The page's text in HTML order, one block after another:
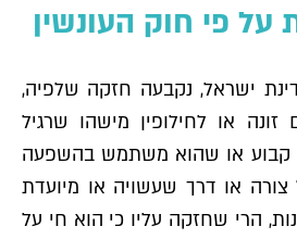
פי חוק העונשין
ישראל, נקבעה חזקה שלפיה,
או לחילופין מישהו שרגיל
קבוע או שהוא משתמש בהשפעה
צורה או דרך שעשויה או מיועדת
הרי שחזקה עליו כי הוא חי על